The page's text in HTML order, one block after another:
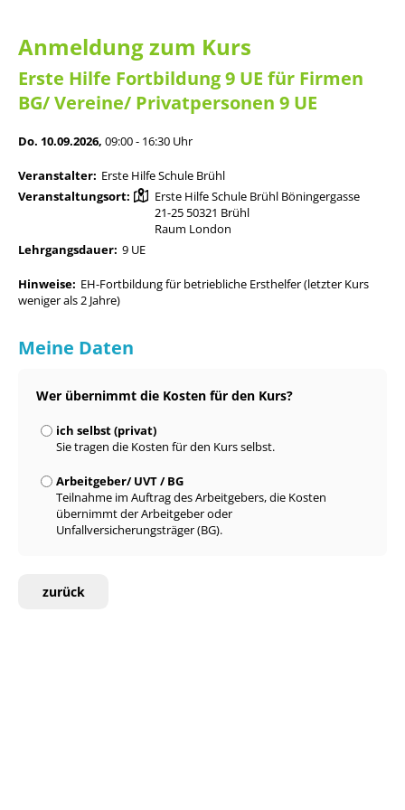
Anmeldung zum Kurs
Erste Hilfe Fortbildung 9 UE für Firmen
BG/ Vereine/ Privatpersonen 9 UE
Do. 10.09.2026, 09:00 - 16:30 Uhr
Veranstalter: Erste Hilfe Schule Brühl
Veranstaltungsort:
Erste Hilfe Schule Brühl Böningergasse
21-25 50321 Brühl
Raum London
Lehrgangsdauer: 9 UE
Hinweise: EH-Fortbildung für betriebliche Ersthelfer (letzter Kurs
weniger als 2 Jahre)
Meine Daten
Wer übernimmt die Kosten für den Kurs?
ich selbst (privat)
Sie tragen die Kosten für den Kurs selbst.
Arbeitgeber/ UVT / BG
Teilnahme im Auftrag des Arbeitgebers, die Kosten
übernimmt der Arbeitgeber oder
Unfallversicherungsträger (BG).
zurück